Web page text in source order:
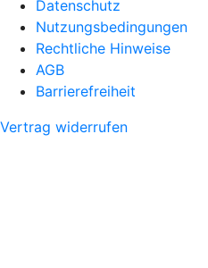
Datenschutz
Nutzungsbedingungen
Rechtliche Hinweise
AGB
Barrierefreiheit
Vertrag widerrufen